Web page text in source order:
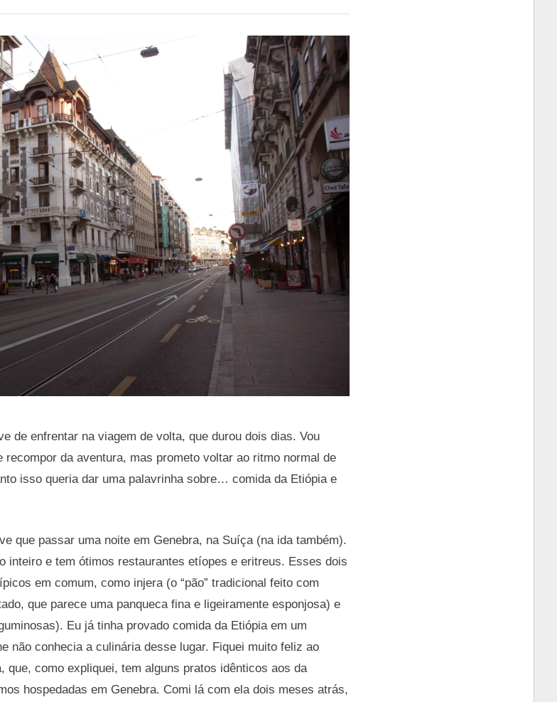
de enfrentar na viagem de volta, que durou dois dias. Vou
da aventura, mas prometo voltar ao ritmo normal de
isso queria dar uma palavrinha sobre… comida da Etiópia e
que passar uma noite em Genebra, na Suíça (na ida também).
inteiro e tem ótimos restaurantes etíopes e eritreus. Esses dois
em comum, como injera (o “pão” tradicional feito com
que parece uma panqueca fina e ligeiramente esponjosa) e
Eu já tinha provado comida da Etiópia em um
não conhecia a culinária desse lugar. Fiquei muito feliz ao
que, como expliquei, tem alguns pratos idênticos aos da
hospedadas em Genebra. Comi lá com ela dois meses atrás,